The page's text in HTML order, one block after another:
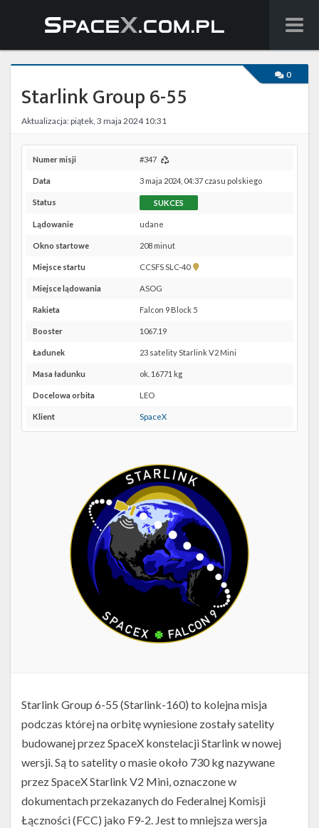
Wiadomości
Baza wiedzy
Starlink
Starship
Na żywo
Facebook
Kalendarze
0
Starlink Group 6-55
Aktualizacja: piątek, 3 maja 2024 10:31
Numer misji #347
Data 3 maja 2024, 04:37 czasu polskiego
Status SUKCES
Lądowanie udane
Okno startowe 208 minut
Miejsce startu CCSFS SLC-40
Pokaż
Maps
Miejsce lądowania ASOG
Rakieta Falcon 9 Block 5
Booster 1067.19
Ładunek 23 satelity Starlink V2 Mini
Masa ładunku ok. 16771 kg
Docelowa orbita LEO
Klient SpaceX
Starlink Group 6-55 (Starlink-160) to kolejna misja
podczas której na orbitę wyniesione zostały satelity
budowanej przez SpaceX konstelacji Starlink w nowej
wersji. Są to satelity o masie około 730 kg nazywane
przez SpaceX Starlink V2 Mini, oznaczone w
dokumentach przekazanych do Federalnej Komisji
Łączności (FCC) jako F9-2. Jest to mniejsza wersja